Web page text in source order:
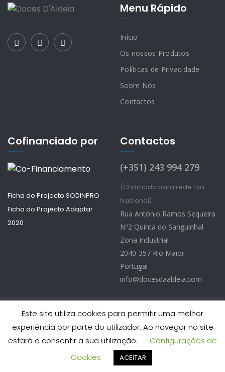
Menu Rápido
Início
Os nossos Produtos
Políticas de Privacidade
Sobre Nós
Contactos
Cofinanciado por
Ficha do Projecto SODINPRO
Ficha do Projecto Adaptar
2020
Contactos
(+351) 243 994 279
(Chamada para rede fixa
Nacional)
Rua António Ramos Sequeira
Nº2 Quinta do Sanguinhal
Zona Industrial
2040-357 Rio Maior -
Portugal
info@docesdaaldeia.com
Doces d’Aldeia © 2026 - Todos os Direitos Reservados
Desenvolvido por StatusKnowledge
Este site utiliza cookies para permitir uma melhor
experiência por parte do utilizador. Ao navegar no site
estará a consentir a sua utilização.
Configurações de
Cookies
ACEITAR